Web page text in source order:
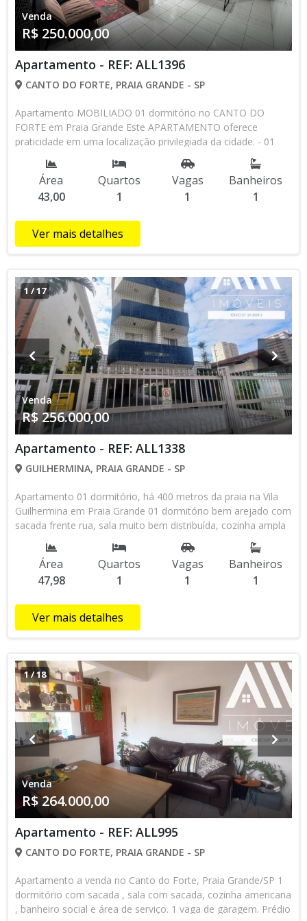
Venda
R$ 250.000,00
Apartamento - REF: ALL1396
CANTO DO FORTE, PRAIA GRANDE - SP
Apartamento MOBILIADO 01 dormitório no CANTO DO
FORTE em Praia Grande Este APARTAMENTO oferece
praticidade em uma localização privilegiada da cidade. - 01
dormitório bem arejado, sala muito bem distribuída, cozinha
com gabinete, área de serviço, banheiro social com box e
gabinete. PRÉDIO COM: Bicicletário, área comum, vaga de
garagem, 500 metros da Praia Localização: Perto de:
transporte público. Etc... VENDA: R$ 250.000,00 A VISTA OU
FINANCIADO. COND.R$ 550,00 IPTU R$196,00 Agende uma
que você procura esta aqui!!!
Área
43,00
Quartos
1
Vagas
1
Banheiros
1
Ver mais detalhes
1 /17
Venda
R$ 256.000,00
Apartamento - REF: ALL1338
GUILHERMINA, PRAIA GRANDE - SP
Apartamento 01 dormitório, há 400 metros da praia na Vila
Guilhermina em Praia Grande 01 dormitório bem arejado com
sacada frente rua, sala muito bem distribuída, cozinha ampla
com gabinete, área de serviço, banheiro social. Prédio com:
Entrada social, área comum, vaga de garagem Praticidade e
Conforto: Localização: Perto dos novos quiosques, padarias,
supermercados, farmácias, restaurantes e transporte público.
espaço prático em uma das regiões mais procuradas da
cidade. Venha conhecer e se surpreenda com a funcionalidade
encanado. - IPTU: R$ 225,00 Agende uma visita hoje mesmo
e veja de perto todas as vantagens que este aprtamento
pode oferecer!!! ALLI IMÒVEIS!!!!! O imóvel que você procura
esta aqui!!!!!
Área
47,98
Quartos
1
Vagas
1
Banheiros
1
Ver mais detalhes
1/18
Venda
R$ 264.000,00
Apartamento - REF: ALL995
CANTO DO FORTE, PRAIA GRANDE - SP
Apartamento a venda no Canto do Forte, Praia Grande/SP 1
dormitório com sacada , sala com sacada, cozinha americana
, banheiro social e área de serviço. 1 vaga de garagem. Prédio